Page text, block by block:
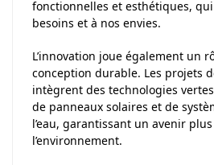
fonctionnelles et esthétiques, qui
besoins et à nos envies.
L’innovation joue également un
conception durable. Les projets
intègrent des technologies
de panneaux solaires et de
l’eau, garantissant un avenir
l’environnement.